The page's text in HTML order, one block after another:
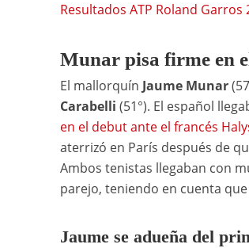
Resultados ATP Roland Garros
Munar pisa firme en
El mallorquín Jaume Munar
Carabelli (51°). El español
en el debut ante el francés
aterrizó en París después de
Ambos tenistas llegaban con
parejo, teniendo en cuenta
Jaume se adueña del